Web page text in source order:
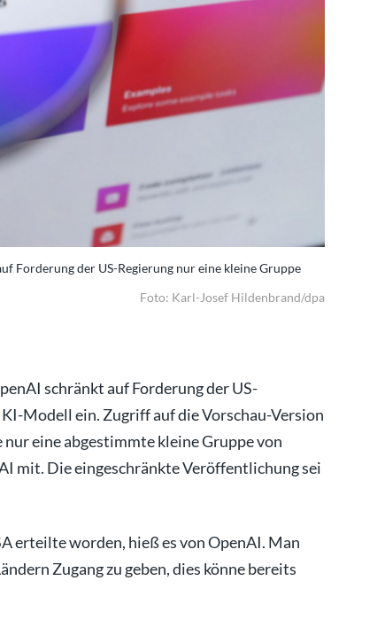
Forderung der US-Regierung nur eine kleine Gruppe
Foto: Karl-Josef Hildenbrand/dpa
schränkt auf Forderung der US-
Modell ein. Zugriff auf die Vorschau-Version
eine abgestimmte kleine Gruppe von
mit. Die eingeschränkte Veröffentlichung sei
erteilte worden, hieß es von OpenAI. Man
Zugang zu geben, dies könne bereits